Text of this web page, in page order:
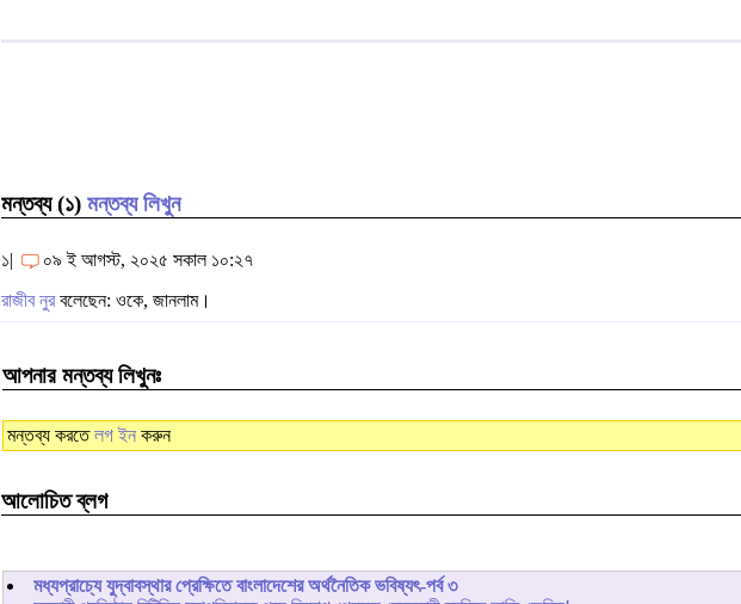
মন্তব্য (১) মন্তব্য লিখুন
১| ০৯ ই আগস্ট, ২০২৫ সকাল ১০:২৭
রাজীব নুরবলেছেন: ওকে, জানলাম।
আপনার মন্তব্য লিখুনঃ
মন্তব্য করতেলগ ইন করুন
আলোচিত ব্লগ
মধ্যপ্রাচ্যে যুদ্বাবস্থার প্রেক্ষিতে বাংলাদেশের অর্থনৈতিক ভবিষ্যৎ-পর্ব ৩